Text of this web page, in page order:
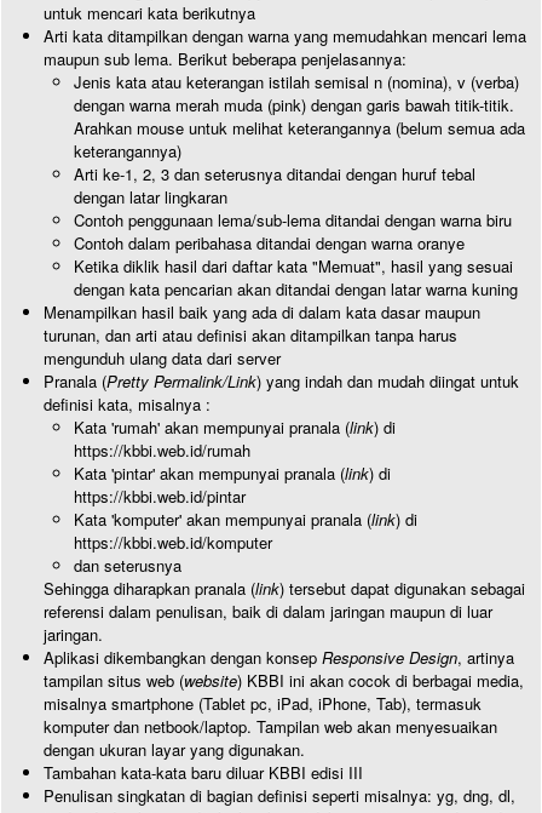
untuk mencari kata berikutnya
Arti kata ditampilkan dengan warna yang memudahkan mencari lema
maupun sub lema. Berikut beberapa penjelasannya:
Jenis kata atau keterangan istilah semisal n (nomina), v (verba)
dengan warna merah muda (pink) dengan garis bawah titik-titik.
Arahkan mouse untuk melihat keterangannya (belum semua ada
keterangannya)
Arti ke-1, 2, 3 dan seterusnya ditandai dengan huruf tebal
dengan latar lingkaran
Contoh penggunaan lema/sub-lema ditandai dengan warna biru
Contoh dalam peribahasa ditandai dengan warna oranye
Ketika diklik hasil dari daftar kata "Memuat", hasil yang sesuai
dengan kata pencarian akan ditandai dengan latar warna kuning
Menampilkan hasil baik yang ada di dalam kata dasar maupun
turunan, dan arti atau definisi akan ditampilkan tanpa harus
mengunduh ulang data dari server
Pranala (Pretty Permalink/Link) yang indah dan mudah diingat untuk
definisi kata, misalnya :
Kata 'rumah' akan mempunyai pranala (link) di
https://kbbi.web.id/rumah
Kata 'pintar' akan mempunyai pranala (link) di
https://kbbi.web.id/pintar
Kata 'komputer' akan mempunyai pranala (link) di
https://kbbi.web.id/komputer
dan seterusnya
Sehingga diharapkan pranala (link) tersebut dapat digunakan sebagai
referensi dalam penulisan, baik di dalam jaringan maupun di luar
jaringan.
Aplikasi dikembangkan dengan konsep Responsive Design, artinya
tampilan situs web (website) KBBI ini akan cocok di berbagai media,
misalnya smartphone (Tablet pc, iPad, iPhone, Tab), termasuk
komputer dan netbook/laptop. Tampilan web akan menyesuaikan
dengan ukuran layar yang digunakan.
Tambahan kata-kata baru diluar KBBI edisi III
Penulisan singkatan di bagian definisi seperti misalnya: yg, dng, dl,